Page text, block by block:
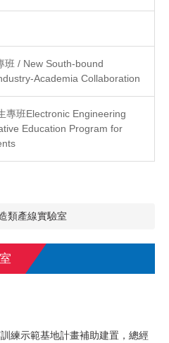
班 / New South-bound
Academia Collaboration
專班Electronic Engineering
Education Program for
類產線實驗室
練示範基地計畫補助建置，總經